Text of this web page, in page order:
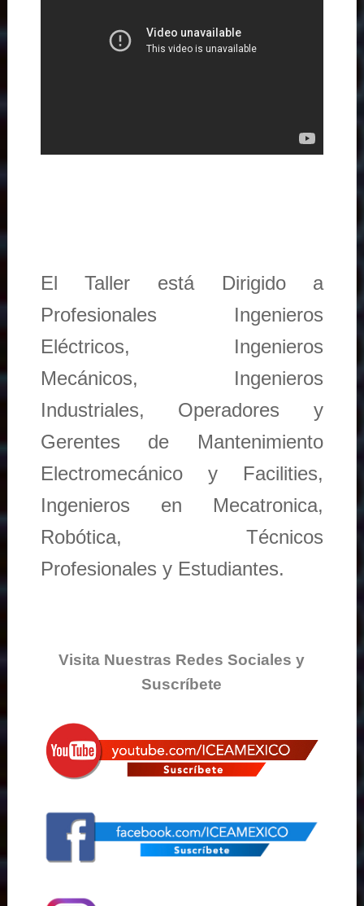
El Taller está Dirigido a
Profesionales Ingenieros
Eléctricos, Ingenieros
Mecánicos, Ingenieros
Industriales, Operadores y
Gerentes de Mantenimiento
Electromecánico y Facilities,
Ingenieros en Mecatronica,
Robótica, Técnicos
Profesionales y Estudiantes.
Visita Nuestras Redes Sociales y
Suscríbete